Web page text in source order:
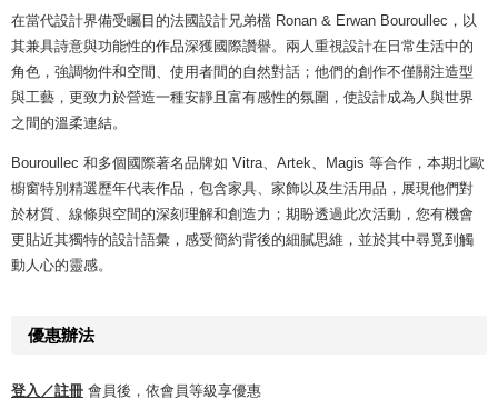
在當代設計界備受矚目的法國設計兄弟檔 Ronan & Erwan Bouroullec，以
其兼具詩意與功能性的作品深獲國際讚譽。兩人重視設計在日常生活中的
角色，強調物件和空間、使用者間的自然對話；他們的創作不僅關注造型
與工藝，更致力於營造一種安靜且富有感性的氛圍，使設計成為人與世界
之間的溫柔連結。
Bouroullec 和多個國際著名品牌如 Vitra、Artek、Magis 等合作，本期北歐
櫥窗特別精選歷年代表作品，包含家具、家飾以及生活用品，展現他們對
於材質、線條與空間的深刻理解和創造力；期盼透過此次活動，您有機會
更貼近其獨特的設計語彙，感受簡約背後的細膩思維，並於其中尋覓到觸
動人心的靈感。
優惠辦法
登入／註冊 會員後，依會員等級享優惠